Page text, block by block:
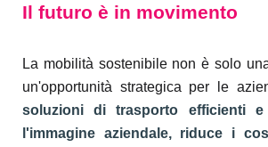
Il futuro è in movimento
La mobilità sostenibile non è solo
un'opportunità strategica per le
soluzioni di trasporto efficienti e
l'immagine aziendale, riduce i